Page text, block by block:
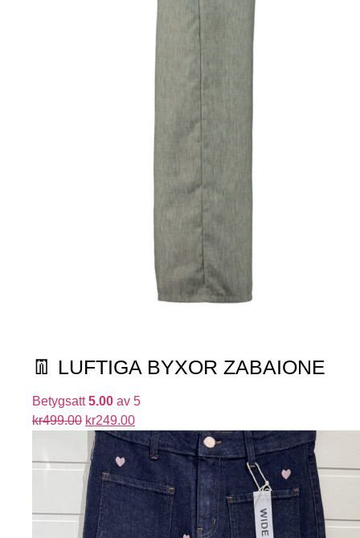
👖 LUFTIGA BYXOR ZABAIONE
Betygsatt5.00 av 5
kr499.00 kr249.00